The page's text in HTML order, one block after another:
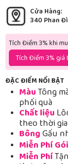
Cửa Hàng:
340 Phan
Tích Điểm 3% khi
Tích Điểm 3%
ĐẶC ĐIỂM NỔI BẬT
MàuTông
phối quà
Chất liệu
theo thời
BôngGấu
Miễn Phí
Miễn Phí